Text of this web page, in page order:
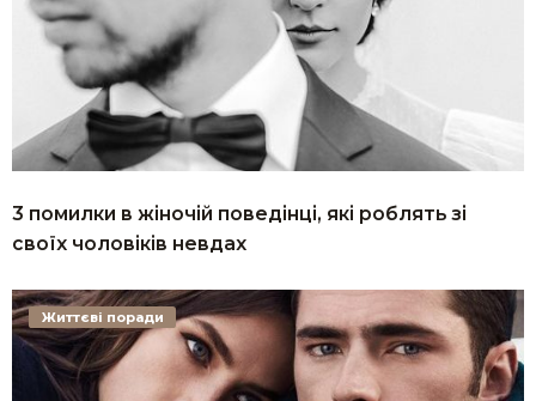
3 помилки в жіночій поведінці, які роблять зі
своїх чоловіків невдах
Життєві поради